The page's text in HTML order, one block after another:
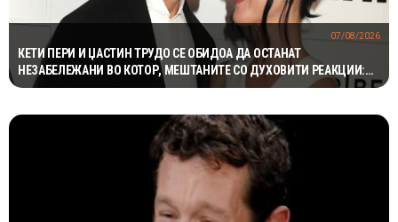
КЕТИ ПЕРИ И ЏАСТИН ТРУДО СЕ ОБИДОА ДА ОСТАНАТ
НЕЗАБЕЛЕЖАНИ ВО КОТОР, МЕШТАНИТЕ СО ДУХОВИТИ РЕАКЦИИ:
„НИКОЈ НЕ БИ ГИ ПРЕПОЗНАЛ“
07/08/2026